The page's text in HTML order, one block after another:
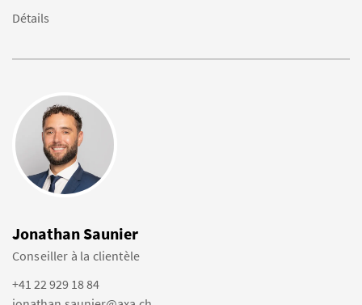
Détails
Jonathan Saunier
Conseiller à la clientèle
+41 22 929 18 84